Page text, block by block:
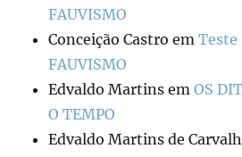
FAUVISMO
Conceição Castro emTeste
FAUVISMO
Edvaldo Martins emOS
O TEMPO
Edvaldo Martins de